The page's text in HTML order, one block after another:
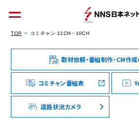
個人のお客様 集
TOP コミチャン 11CH・10CH
取材依頼・番組制作・CM作
コミチャン番組表
道路状況カメラ